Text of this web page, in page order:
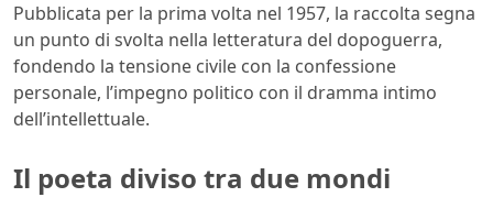
Pubblicata per la prima volta nel 1957, la raccolta segna
un punto di svolta nella letteratura del dopoguerra,
fondendo la tensione civile con la confessione
personale, l’impegno politico con il dramma intimo
dell’intellettuale.
Il poeta diviso tra due mondi